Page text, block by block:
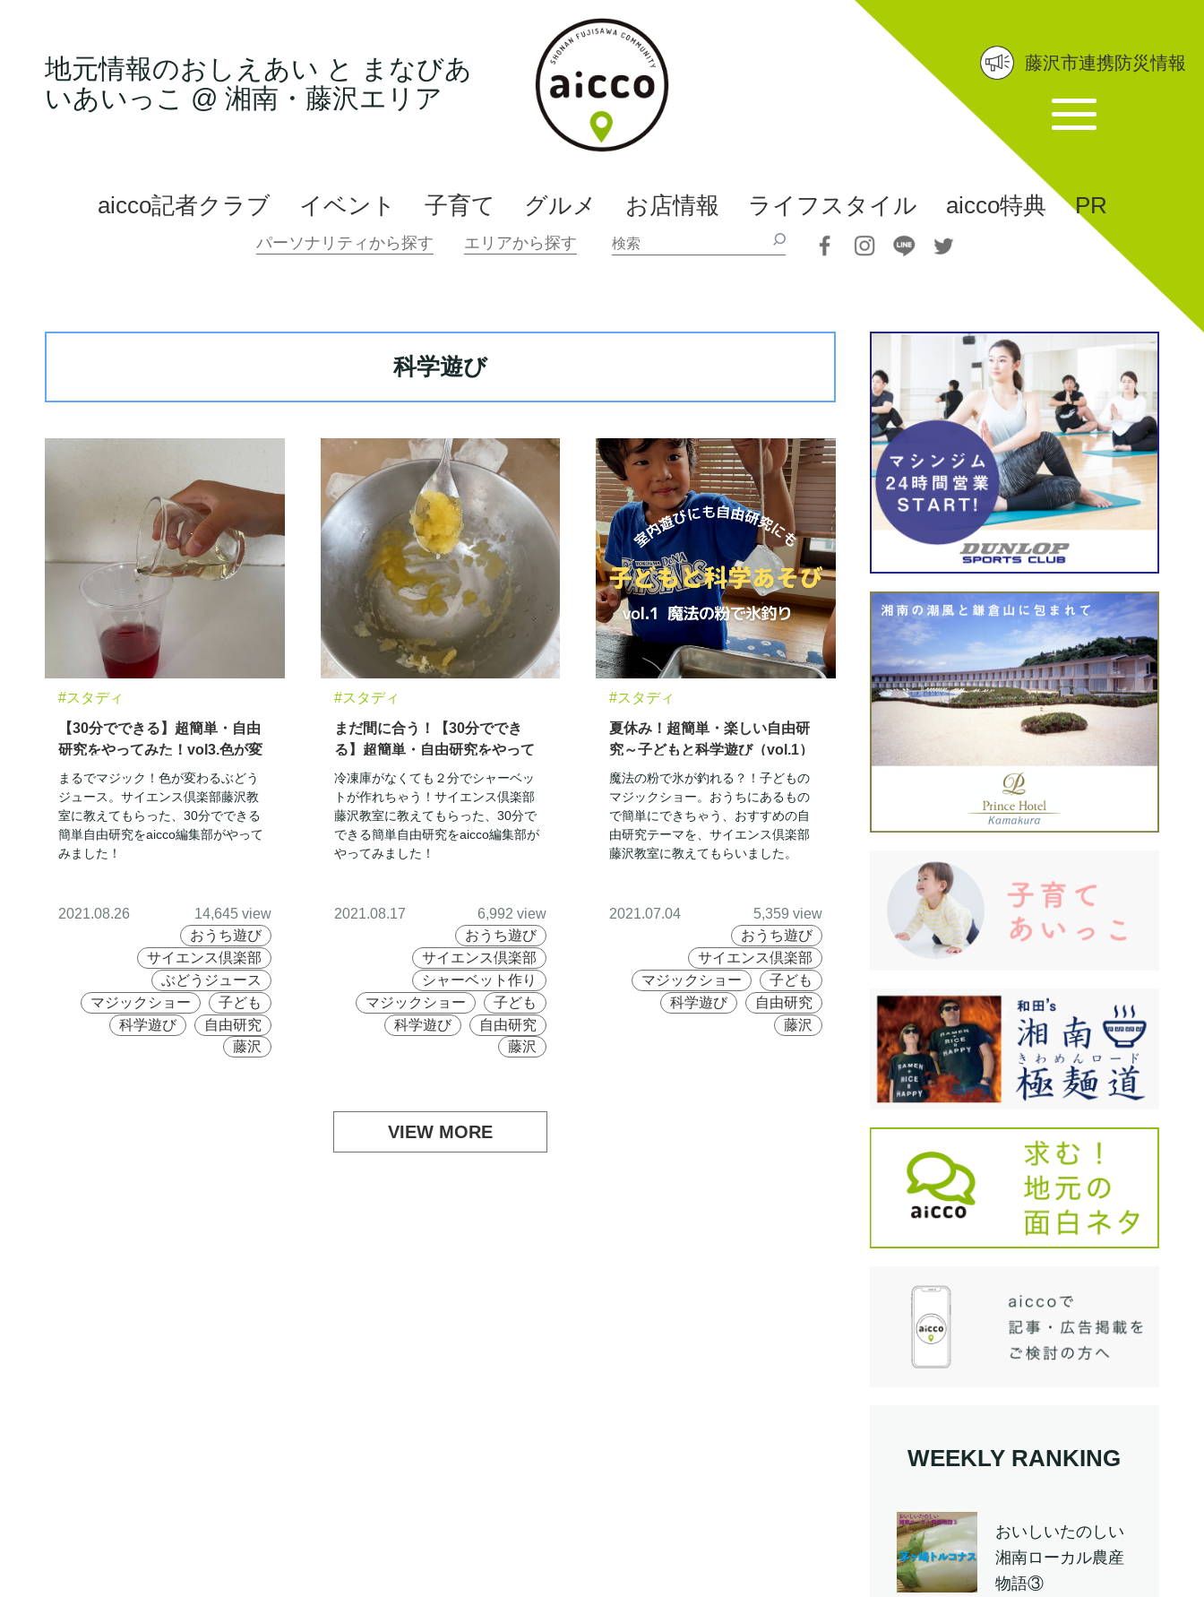
地元情報のおしえあい と まなびあ
いあいっこ @ 湘南・藤沢エリア
aicco記者クラブ イベント 子育て グルメ お店情報 ライフスタイル aicco特典 PR
藤沢市連携防災情報
科学遊び
#スタディ
【30分でできる】超簡単・自由
研究をやってみた！vol3.色が変
わるぶどうジュース
まるでマジック！色が変わるぶどう
ジュース。サイエンス倶楽部藤沢教
室に教えてもらった、30分でできる
簡単自由研究をaicco編集部がやって
みました！
2021.08.26
14,645 view
おうち遊び
サイエンス倶楽部
ぶどうジュース
マジックショー
子ども
科学遊び
自由研究
藤沢
#スタディ
まだ間に合う！【30分ででき
る】超簡単・自由研究をやって
みた！vol2.２分でシャーベット
作り
冷凍庫がなくても２分でシャーベッ
トが作れちゃう！サイエンス倶楽部
藤沢教室に教えてもらった、30分で
できる簡単自由研究をaicco編集部が
やってみました！
2021.08.17
6,992 view
おうち遊び
サイエンス倶楽部
シャーベット作り
マジックショー
子ども
科学遊び
自由研究
藤沢
#スタディ
夏休み！超簡単・楽しい自由研
究～子どもと科学遊び（vol.1）
魔法の粉で氷釣り
魔法の粉で氷が釣れる？！子どもの
マジックショー。おうちにあるもの
で簡単にできちゃう、おすすめの自
由研究テーマを、サイエンス倶楽部
藤沢教室に教えてもらいました。
2021.07.04
5,359 view
おうち遊び
サイエンス倶楽部
マジックショー
子ども
科学遊び
自由研究
藤沢
VIEW MORE
WEEKLY RANKING
おいしいたのしい
湘南ローカル農産
物語③